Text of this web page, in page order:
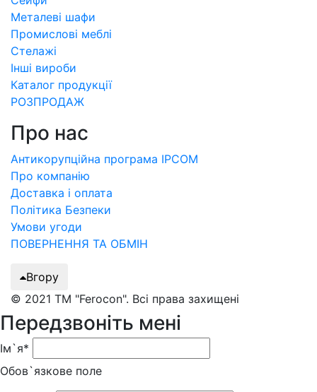
Металеві шафи
Промислові меблі
Стелажі
Інші вироби
Каталог продукції
РОЗПРОДАЖ
Про нас
Антикорупційна програма IPCOM
Про компанію
Доставка і оплата
Політика Безпеки
Умови угоди
ПОВЕРНЕННЯ ТА ОБМІН
Вгору
© 2021 ТМ "Ferocon". Всі права захищені
Передзвоніть мені
Ім`я*
Обов`язкове поле